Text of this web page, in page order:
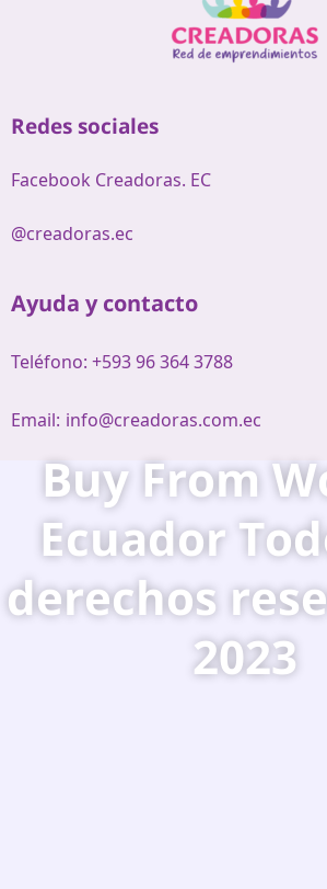
Redes sociales
Facebook Creadoras. EC
@creadoras.ec
Ayuda y contacto
Teléfono: +593 96 364 3788
Email: info@creadoras.com.ec
Buy From
Ecuador
derechos
2023